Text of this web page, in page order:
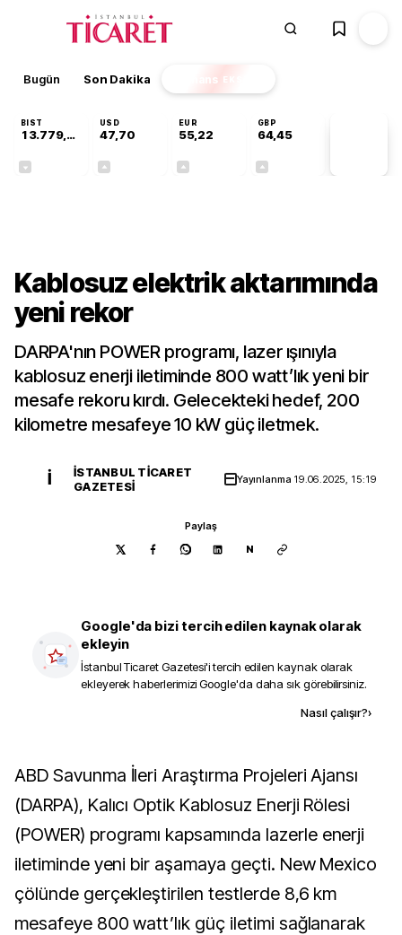
Bugün Son Dakika Finans EKSTRA
BIST
13.779,39
USD
47,70
EUR
55,22
GBP
64,45
Kablosuz elektrik aktarımında
yeni rekor
DARPA'nın POWER programı, lazer ışınıyla
kablosuz enerji iletiminde 800 watt’lık yeni bir
mesafe rekoru kırdı. Gelecekteki hedef, 200
kilometre mesafeye 10 kW güç iletmek.
İ
İSTANBUL TICARET
GAZETESI
Yayınlanma 19.06.2025, 15:19
Paylaş
N
Google'da bizi tercih edilen kaynak olarak
ekleyin
İstanbul Ticaret Gazetesi'i tercih edilen kaynak olarak
ekleyerek haberlerimizi Google'da daha sık görebilirsiniz.
Nasıl çalışır?›
ABD Savunma İleri Araştırma Projeleri Ajansı
(DARPA), Kalıcı Optik Kablosuz Enerji Rölesi
(POWER) programı kapsamında lazerle enerji
iletiminde yeni bir aşamaya geçti. New Mexico
çölünde gerçekleştirilen testlerde 8,6 km
mesafeye 800 watt’lık güç iletimi sağlanarak